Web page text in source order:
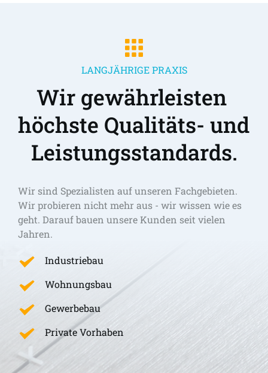
LANGJÄHRIGE PRAXIS
Wir gewährleisten
höchste Qualitäts- und
Leistungsstandards.
Wir sind Spezialisten auf unseren Fachgebieten.
Wir probieren nicht mehr aus - wir wissen wie es
geht. Darauf bauen unsere Kunden seit vielen
Jahren.
Industriebau
Wohnungsbau
Gewerbebau
Private Vorhaben